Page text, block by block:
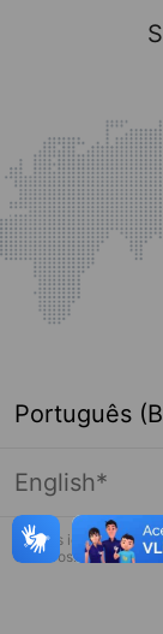
Português
English*
* Esses idiomas
terceiros.